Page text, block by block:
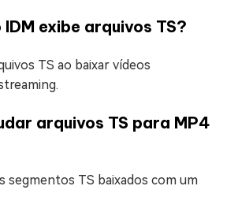
IDM exibe arquivos TS?
TS ao baixar vídeos
arquivos TS para MP4
segmentos TS baixados com um